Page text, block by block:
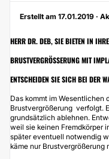
Erstellt am 17.01.2019 ·
HERR DR. DEB, SIE BIETEN IN
BRUSTVERGRÖSSERUNG MIT
NTSCHEIDEN SIE SICH BEI DER
Das kommt im Wesentlichen
Brustvergrößerung verfolgt.
grundsätzlich ablehnen.
weil sie keinen Fremdkörper
später eventuell notwendig
käme nur Brustvergrößerung